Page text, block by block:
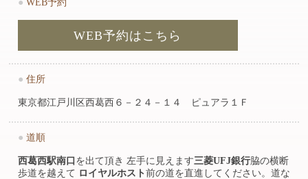
● WEB予約
WEB予約はこちら
● 住所
東京都江戸川区西葛西６－２４－１４ ピュアラ１Ｆ
● 道順
西葛西駅南口 を出て頂き 左手に見えます三菱UFJ銀行脇の横断
歩道を越えて ロイヤルホスト 前の道を直進してください。道な